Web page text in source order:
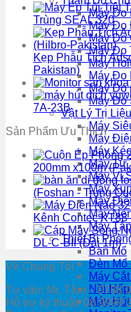
Máy Đo
Máy Đo
Máy Đo
Máy Đo
Máy
Máy Đo
Máy Đo
Máy Đo
Vật Lý Trị Liệu
Máy
Máy
Máy
Máy Từ
Máy Vi
Máy
Máy
Máy
Máy
Thiết Bị
Bàn Mổ
Đèn Mổ
Máy
Nồi Hấp
Máy
Trùng SEAL 320
Kẹp Phẫu Tích
Pakistan)
7A-23B
Sản Phẩm Ưu Thích
200mm x100m
(Foshan - Trung
Kênh Contec
DL-C-BII (Dài 1m)
Về Chúng Tôi
Tư vấn: Mr. Tâm – 0788
Hỗ trợ kỹ thuật: 08 9999